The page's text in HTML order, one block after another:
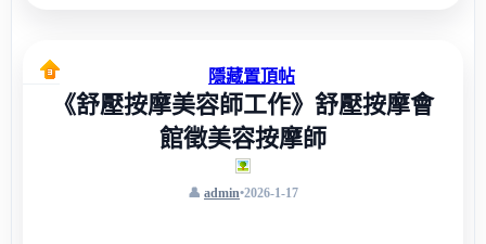
隱藏置頂帖
《舒壓按摩美容師工作》舒壓按摩會
館徵美容按摩師
admin•2026-1-17